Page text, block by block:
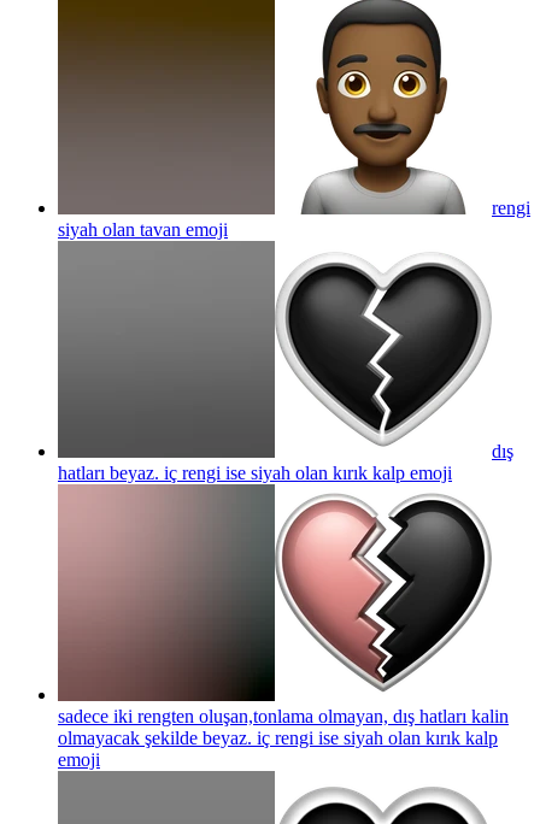
rengi
siyah olan tavan emoji
dış
hatları beyaz. iç rengi ise siyah olan kırık kalp emoji
sadece iki rengten oluşan,tonlama olmayan, dış hatları kalin
olmayacak şekilde beyaz. iç rengi ise siyah olan kırık kalp
emoji